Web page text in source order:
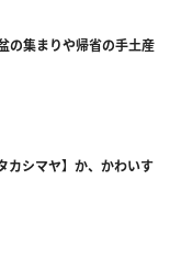
の集まりや帰省の手土産
カシマヤ】か、かわいす